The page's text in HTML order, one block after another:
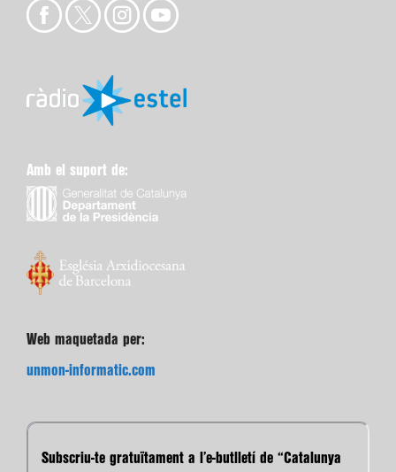
Amb el suport de:
Web maquetada per:
unmon-informatic.com
Subscriu-te gratuïtament a l’e-butlletí de “Catalunya